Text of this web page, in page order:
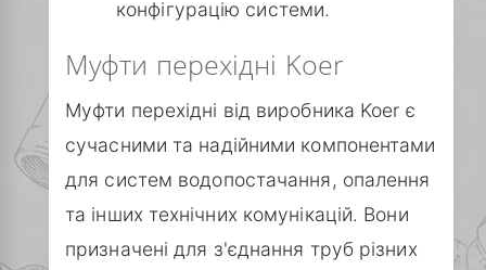
конфігурацію системи.
Муфти перехідні Koer
Муфти перехідні від виробника Koer є
сучасними та надійними компонентами
для систем водопостачання, опалення
та інших технічних комунікацій. Вони
призначені для з'єднання труб різних